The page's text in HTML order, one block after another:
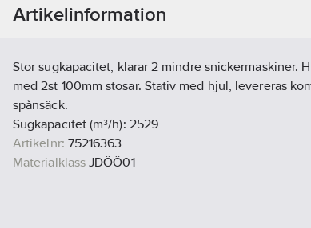
Artikelinformation
Stor sugkapacitet, klarar 2 mindre snickermaskiner.
med 2st 100mm stosar. Stativ med hjul, levereras
spånsäck.
Sugkapacitet (m³/h): 2529
Artikelnr: 75216363
Materialklass JDÖÖ01